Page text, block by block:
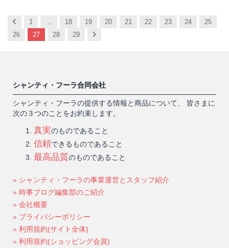
Previous
1 18 19 20 21 22 23 24
25
26
27 28 29 Next
シャンティ・フーラ合同会社
シャンティ・フーラの提供する情報と商品について、 皆さまに
次の３つのことをお約束します。
真実のものであること
信頼できるものであること
最高品質のものであること
» シャンティ・フーラの事業運営とスタッフ紹介
» 時事ブログ編集部のご紹介
» 会社概要
» プライバシーポリシー
» 利用規約(サイト全体)
» 利用規約(ショッピング会員)